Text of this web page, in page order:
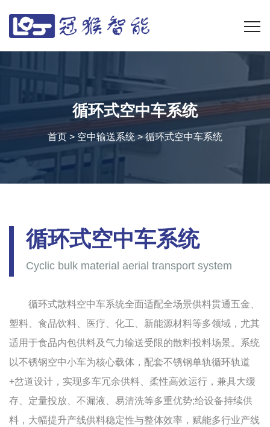
循环式空中车系统
首页 > 空中输送系统>循环式空中车系统
循环式空中车系统
Cyclic bulk material aerial transport system
循环式散料空中车系统全面适配全场景供料贯通五金、
塑料、食品饮料、医疗、化工、新能源材料等多领域，尤其
适用于食品内包供料及气力输送受限的散料投料场景。系统
以不锈钢空中小车为核心载体，配套不锈钢单轨循环轨道
+岔道设计，实现多车冗余供料、柔性高效运行，兼具大缓
存、定量投放、不漏液、易清洗等多重优势;给设备持续供
料，大幅提升产线供料稳定性与整体效率，赋能多行业产线